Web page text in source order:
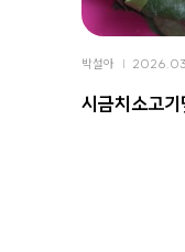
박설아
시금치소고기